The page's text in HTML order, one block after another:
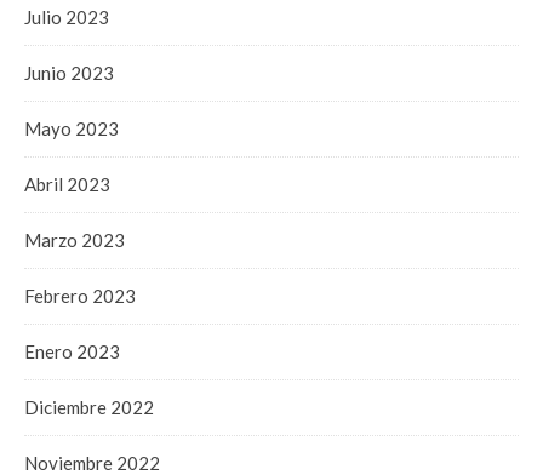
Julio 2023
Junio 2023
Mayo 2023
Abril 2023
Marzo 2023
Febrero 2023
Enero 2023
Diciembre 2022
Noviembre 2022